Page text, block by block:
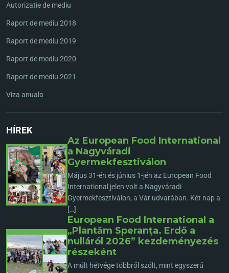
Autorizatie de mediu
Raport de mediu 2018
Raport de mediu 2019
Raport de mediu 2020
Raport de mediu 2021
Viza anuala
HÍREK
Az European Food International
a Nagyváradi
Gyermekfesztiválon
Május 31-én és június 1-jén az European Food
International jelen volt a Nagyváradi
Gyermekfesztiválon, a Vár udvarában. Két nap a
[…]
European Food International a
„Plantăm Speranța. Erdő a
nulláról 2026” kezdeményezés
részeként
A múlt hétvége többről szólt, mint egyszerű